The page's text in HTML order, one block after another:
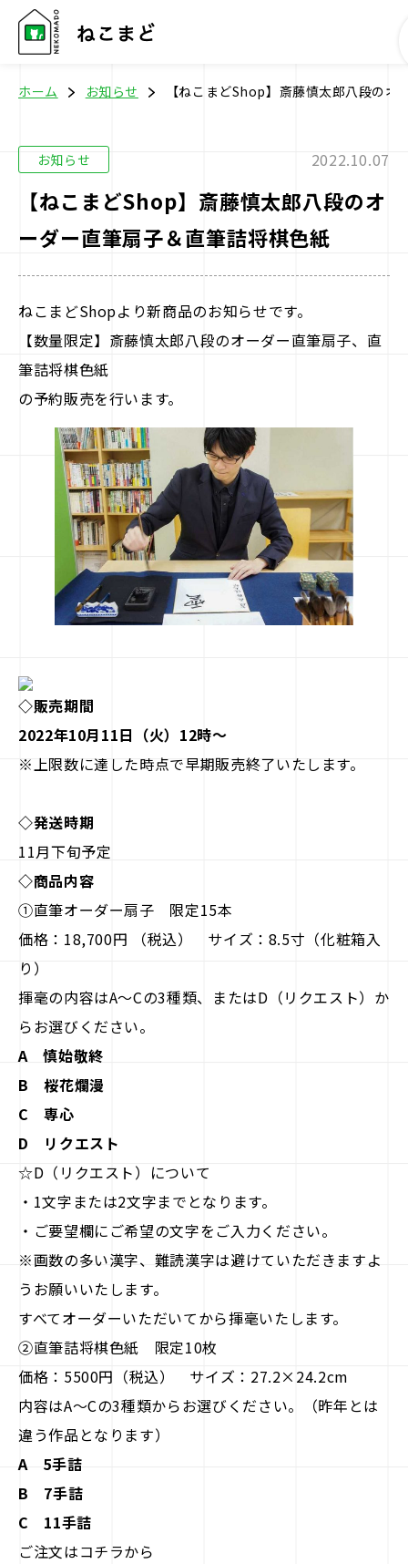
ホーム
将棋教室
イベント
駒doc.
企業情報
お知らせ
お問い合わせ
ホーム お知らせ 【ねこまどShop】斎藤慎太郎八段の
お知らせ 2022.10.07
【ねこまどShop】斎藤慎太郎八段のオ
ーダー直筆扇子＆直筆詰将棋色紙
ねこまどShopより新商品のお知らせです。
【数量限定】斎藤慎太郎八段のオーダー直筆扇子、直
筆詰将棋色紙
の予約販売を行います。
◇販売期間
2022年10月11日（火）12時～
※上限数に達した時点で早期販売終了いたします。
◇発送時期
11月下旬予定
◇商品内容
①直筆オーダー扇子 限定15本
価格：18,700円 （税込） サイズ：8.5寸（化粧箱入
り）
揮毫の内容はA～Cの3種類、またはD（リクエスト）か
らお選びください。
A 慎始敬終
B 桜花爛漫
C 専心
D リクエスト
☆D（リクエスト）について
・1文字または2文字までとなります。
・ご要望欄にご希望の文字をご入力ください。
※画数の多い漢字、難読漢字は避けていただきますよ
うお願いいたします。
すべてオーダーいただいてから揮毫いたします。
②直筆詰将棋色紙 限定10枚
価格：5500円（税込） サイズ：27.2×24.2cm
内容はA～Cの3種類からお選びください。（昨年とは
違う作品となります）
A 5手詰
B 7手詰
C 11手詰
ご注文はコチラから